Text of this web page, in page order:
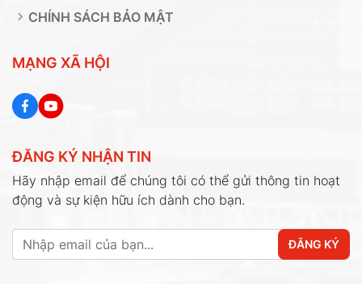
CHÍNH SÁCH BẢO MẬT
MẠNG XÃ HỘI
ĐĂNG KÝ NHẬN TIN
Hãy nhập email để chúng tôi có thể gửi thông tin hoạt
động và sự kiện hữu ích dành cho bạn.
ĐĂNG KÝ